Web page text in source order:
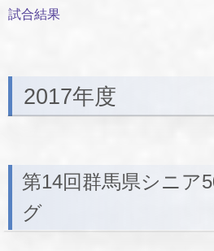
試合結果
2017年度
第14回群馬県シニア
グ